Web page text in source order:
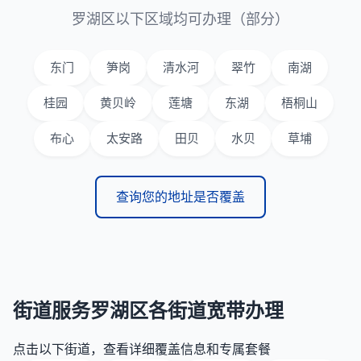
罗湖区以下区域均可办理（部分）
东门 笋岗 清水河 翠竹 南湖
桂园 黄贝岭 莲塘 东湖 梧桐山
布心 太安路 田贝 水贝 草埔
查询您的地址是否覆盖
街道服务罗湖区各街道宽带办理
点击以下街道，查看详细覆盖信息和专属套餐